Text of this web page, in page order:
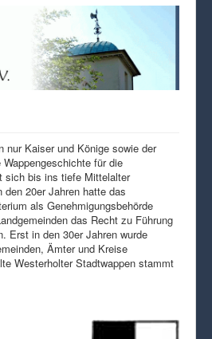
nur Kaiser und Könige sowie der
für die
sich bis ins tiefe Mittelalter
20er Jahren hatte das
als Genehmigungsbehörde
das Recht zu Führung
Erst in den 30er Jahren wurde
Ämter und Kreise
Westerholter Stadtwappen stammt